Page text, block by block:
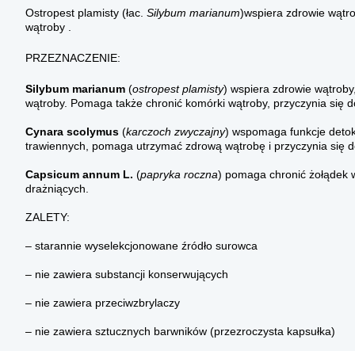
Ostropest plamisty (łac. Silybum marianum)wspiera zdrowie
wątroby .
PRZEZNACZENIE:
Silybum marianum (ostropest plamisty) wspiera zdrowie
wątroby. Pomaga także chronić komórki wątroby, przyczynia się
Cynara scolymus (karczoch zwyczajny) wspomaga funkcje
trawiennych, pomaga utrzymać zdrową wątrobę i przyczynia się
Capsicum annum L. (papryka roczna) pomaga chronić żołądek
drażniących.
ZALETY:
– starannie wyselekcjonowane źródło surowca
– nie zawiera substancji konserwujących
– nie zawiera przeciwzbrylaczy
– nie zawiera sztucznych barwników (przezroczysta kapsułka)